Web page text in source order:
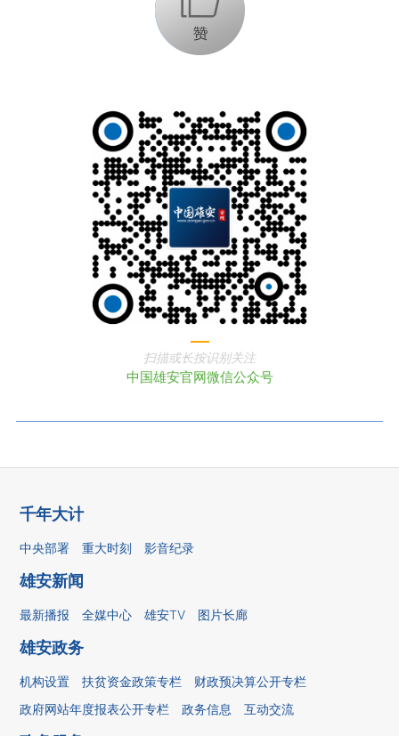
扫描或长按识别关注
中国雄安官网微信公众号
千年大计
中央部署 重大时刻 影音纪录
雄安新闻
最新播报 全媒中心 雄安TV 图片长廊
雄安政务
机构设置 扶贫资金政策专栏
财政预决算公开专栏
政府网站年度报表公开专栏
政务信息 互动交流